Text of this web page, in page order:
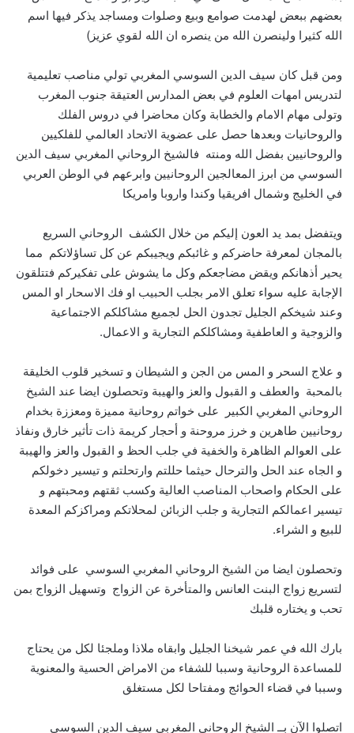
بعضهم ببعض لهدمت صوامع وبيع وصلوات ومساجد يذكر فيها اسم
الله كثيرا ولينصرن الله من ينصره ان الله لقوي عزيز)
ومن قبل كان سيف الدين السوسي المغربي تولي مناصب تعليمية
لتدريس امهات العلوم في بعض المدارس العتيقة جنوب المغرب
وتولى مهام الامام والخطابة وكان محاضرا في دروس الفلك
والروحانيات وبعدها حصل على عضوية الاتحاد العالمي للفلكيين
والروحانيين بفضل الله ومنته فالشيخ الروحاني المغربي سيف الدين
السوسي من ابرز المعالجين الروحانيين وابرعهم في الوطن العربي
في الخليج وشمال افريقيا وكندا واروبا وامريكا
ويتفضل بمد يد العون إليكم من خلال الكشف الروحاني السريع
بالمجان لمعرفة حاضركم و غائبكم ويجيبكم عن كل تساؤلاتكم مما
يحير أذهانكم ويقض مضاجعكم وكل ما يشوش على تفكيركم فتتلقون
الإجابة عليه سواء تعلق الامر بجلب الحبيب او فك الاسحار او المس
وعند شيخكم الجليل تجدون الحل لجميع مشاكلكم الاجتماعية
والزوجية و العاطفية ومشاكلكم التجارية و الاعمال.
و علاج السحر و المس من الجن و الشيطان و تسخير قلوب الخليقة
بالمحبة والعطف و القبول والعز والهيبة وتحصلون ايضا عند الشيخ
الروحاني المغربي الكبير على خواتم روحانية مميزة ومعززة بخدام
روحانيين طاهرين و خرز مروحنة و أحجار كريمة ذات تأثير خارق ونفاذ
على العوالم الظاهرة والخفية في جلب الحظ و القبول والعز والهيبة
و الجاه عند الحل والترحال حيثما حللتم وارتحلتم و تيسير دخولكم
على الحكام واصحاب المناصب العالية وكسب ثقتهم ومحبتهم و
تيسير اعمالكم التجارية و جلب الزبائن لمحلاتكم ومراكزكم المعدة
للبيع و الشراء.
وتحصلون ايضا من الشيخ الروحاني المغربي السوسي على فوائد
لتسريع زواج البنت العانس والمتأخرة عن الزواج وتسهيل الزواج بمن
تحب و يختاره قلبك
بارك الله في عمر شيخنا الجليل وابقاه ملاذا وملجئا لكل من يحتاج
للمساعدة الروحانية وسببا للشفاء من الامراض الحسية والمعنوية
وسببا في قضاء الحوائج ومفتاحا لكل مستغلق
اتصلوا الآن بــ الشيخ الروحاني المغربي سيف الدين السوسي